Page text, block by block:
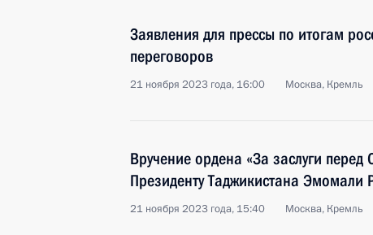
Заявления для прессы по итогам
переговоров
21 ноября 2023 года, 16:00 Москва, Кремль
Вручение ордена «За заслуги перед
Президенту Таджикистана Эмомали
21 ноября 2023 года, 15:40 Москва, Кремль